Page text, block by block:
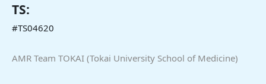
TS:
#TS04620
AMR Team TOKAI (Tokai University School of Medicine)